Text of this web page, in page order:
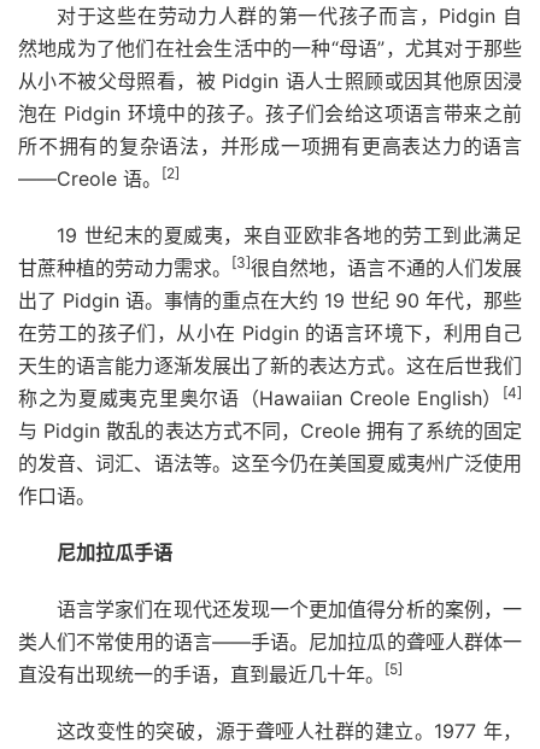
对于这些在劳动力人群的第一代孩子而言，Pidgin 自
然地成为了他们在社会生活中的一种“母语”，尤其对于那些
从小不被父母照看，被 Pidgin 语人士照顾或因其他原因浸
泡在 Pidgin 环境中的孩子。孩子们会给这项语言带来之前
所不拥有的复杂语法，并形成一项拥有更高表达力的语言
——Creole 语。
[2]
19 世纪末的夏威夷，来自亚欧非各地的劳工到此满足
甘蔗种植的劳动力需求。
[3]很自然地，语言不通的人们发展
出了 Pidgin 语。事情的重点在大约 19 世纪 90 年代，那些
在劳工的孩子们，从小在 Pidgin 的语言环境下，利用自己
天生的语言能力逐渐发展出了新的表达方式。这在后世我们
称之为夏威夷克里奥尔语（Hawaiian Creole English）
[4]
与 Pidgin 散乱的表达方式不同，Creole 拥有了系统的固定
的发音、词汇、语法等。这至今仍在美国夏威夷州广泛使用
作口语。
尼加拉瓜手语
语言学家们在现代还发现一个更加值得分析的案例，一
类人们不常使用的语言——手语。尼加拉瓜的聋哑人群体一
直没有出现统一的手语，直到最近几十年。
[5]
这改变性的突破，源于聋哑人社群的建立。1977 年，